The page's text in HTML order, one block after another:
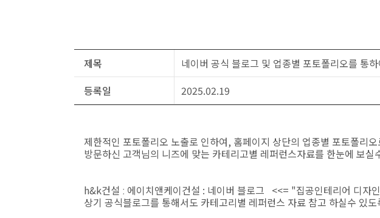
제목
네이버 공식 블로그 및 업종별 포토폴리오를 통
등록일
2025.02.19
제한적인 포토폴리오 노출로 인하여, 홈페이지 상단의 업종별 포토폴리
방문하신 고객님의 니즈에 맞는 카테리고별 레퍼런스자료를 한눈에 보실
h&k건설 ː 에이치앤케이건설 : 네이버 블로그 <<= "집공인테리어 디자
상기 공식블로그를 통해서도 카테고리별 레퍼런스 자료 참고 하실수 있